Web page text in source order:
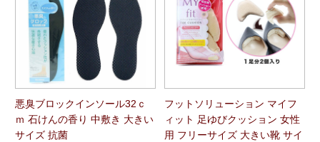
悪臭ブロックインソール32ｃ
ｍ 石けんの香り 中敷き 大きい
サイズ 抗菌
フットソリューション マイフ
ィット 足ゆびクッション 女性
用 フリーサイズ 大きい靴 サイ